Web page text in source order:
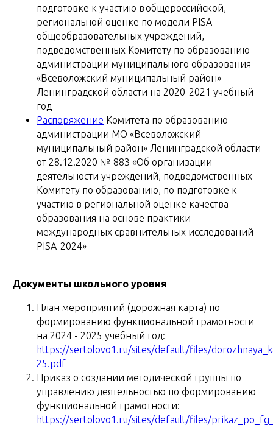
подготовке к участию в общероссийской,
региональной оценке по модели PISA
общеобразовательных учреждений,
подведомственных Комитету по образованию
администрации муниципального образования
«Всеволожский муниципальный район»
Ленинградской области на 2020-2021 учебный
год
Распоряжение Комитета по образованию
администрации МО «Всеволожский
муниципальный район» Ленинградской области
от 28.12.2020 № 883 «Об организации
деятельности учреждений, подведомственных
Комитету по образованию, по подготовке к
участию в региональной оценке качества
образования на основе практики
международных сравнительных исследований
PISA-2024»
Документы школьного уровня
План мероприятий (дорожная карта) по
формированию функциональной грамотности
на 2024 - 2025 учебный год:
https://sertolovo1.ru/sites/default/files/
25.pdf
Приказ о создании методической группы по
управлению деятельностью по формированию
функциональной грамотности:
https://sertolovo1.ru/sites/default/files/